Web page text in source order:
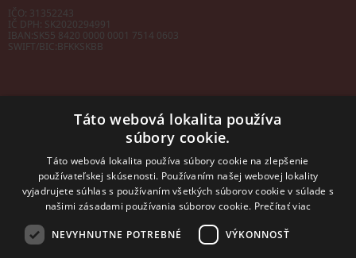
IČO: 31352243
IČ DPH: SK2020294991
IBAN:SK55 8420 0000 0001 7514 0603
SWIFT/BIC:BFKKSKBB
sales@rosler.sk
Regionálni zástupcovia
Západ a stred:
+421 903 728 402
Východ
mobil: +421 901 728 409
Táto webová lokalita používa
súbory cookie.
Táto webová lokalita používa súbory cookie na zlepšenie
používateľskej skúsenosti. Používaním našej webovej lokality
vyjadrujete súhlas s používaním všetkých súborov cookie v súlade s
našimi zásadami používania súborov cookie. Prečítať viac
NEVYHNUTNE POTREBNÉ VÝKONNOSŤ